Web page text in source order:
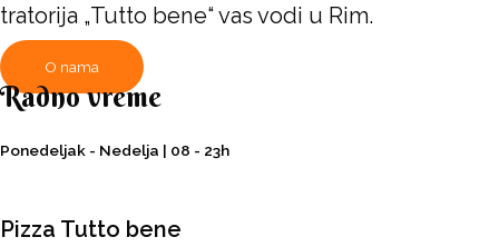
tratorija „Tutto bene“ vas vodi u Rim.
O nama
Radno vreme
Ponedeljak - Nedelja | 08 - 23h
Pizza Tutto bene